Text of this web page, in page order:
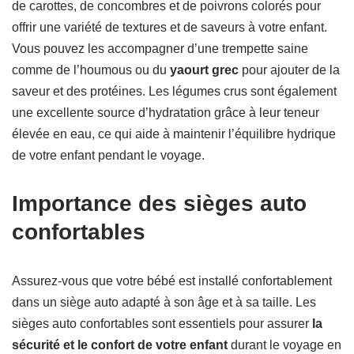
de carottes, de concombres et de poivrons colorés pour
offrir une variété de textures et de saveurs à votre enfant.
Vous pouvez les accompagner d’une trempette saine
comme de l’houmous ou du yaourt grec pour ajouter de la
saveur et des protéines. Les légumes crus sont également
une excellente source d’hydratation grâce à leur teneur
élevée en eau, ce qui aide à maintenir l’équilibre hydrique
de votre enfant pendant le voyage.
Importance des sièges auto
confortables
Assurez-vous que votre bébé est installé confortablement
dans un siège auto adapté à son âge et à sa taille. Les
sièges auto confortables sont essentiels pour assurer la
sécurité et le confort de votre enfant durant le voyage en